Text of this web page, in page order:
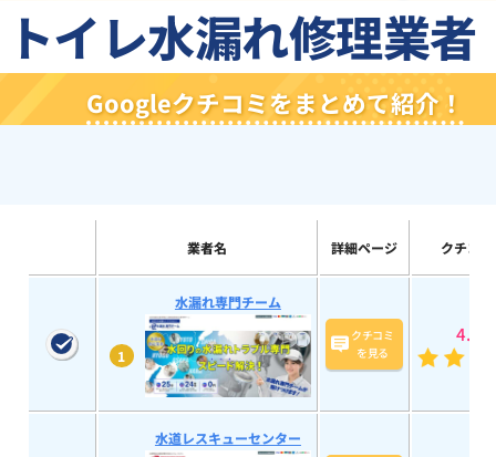
トイレ水漏れ修理業者
Googleクチコミをまとめて紹介！
業者名 詳細ページ クチコ
1
水漏れ専門チーム
クチコミ
を見る
4.9
水道レスキューセンター